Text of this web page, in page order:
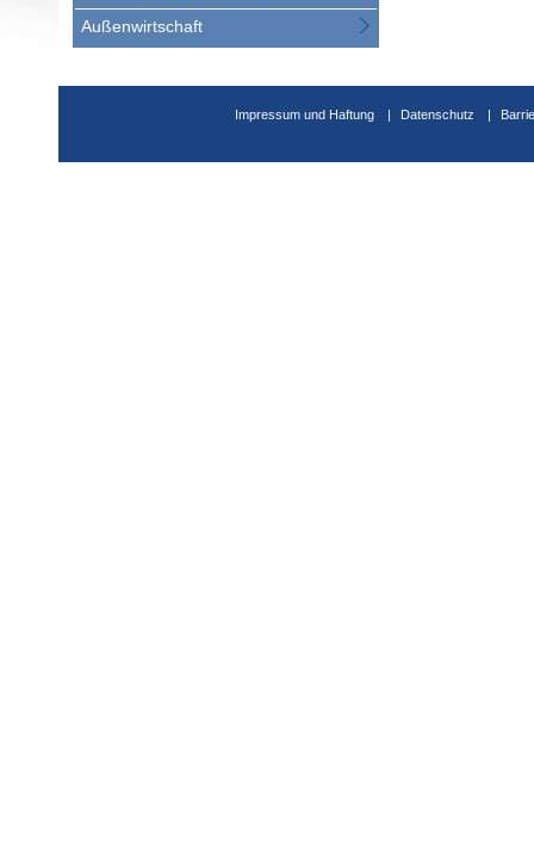
Außenwirtschaft
Impressum und Haftung Datenschutz